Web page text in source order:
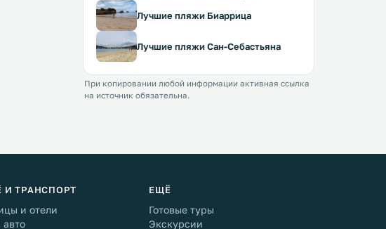
Лучшие пляжи Биаррица
Лучшие пляжи Сан-Себастьяна
При копировании любой информации активная ссылка
на источник обязательна.
И ТРАНСПОРТ
и отели
авто
ЕЩЁ
Готовые туры
Экскурсии